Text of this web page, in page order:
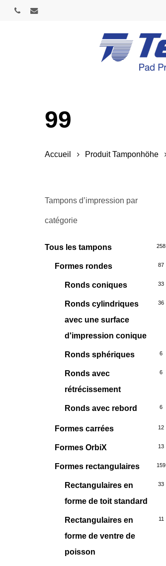
Skip
99
Accueil Produit Tamponhöhe
Tampons d’impression par
catégorie
Tous les tampons 258
Formes rondes 87
Ronds coniques 33
Ronds cylindriques
avec une surface
d'impression conique
36
Ronds sphériques 6
Ronds avec
rétrécissement
6
Ronds avec rebord 6
Formes carrées 12
Formes OrbiX 13
Formes rectangulaires 159
Rectangulaires en
forme de toit standard
33
Rectangulaires en
forme de ventre de
poisson
11